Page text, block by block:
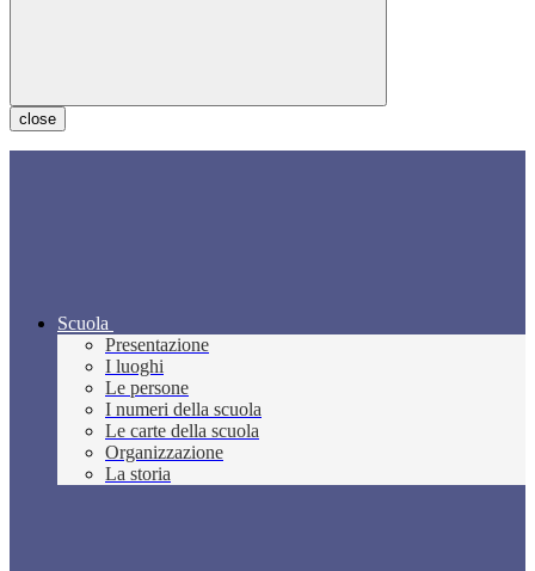
close
Scuola
Presentazione
I luoghi
Le persone
I numeri della scuola
Le carte della scuola
Organizzazione
La storia